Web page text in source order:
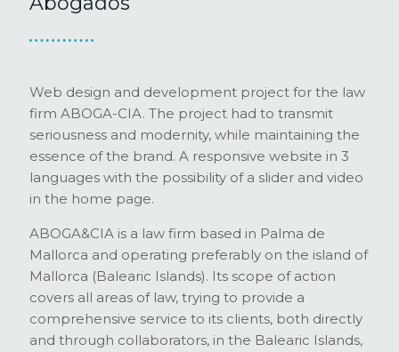
Web design and development project for the law
firm ABOGA-CIA. The project had to transmit
seriousness and modernity, while maintaining the
essence of the brand. A responsive website in 3
languages with the possibility of a slider and video
in the home page.
ABOGA&CIA is a law firm based in Palma de
Mallorca and operating preferably on the island of
Mallorca (Balearic Islands). Its scope of action
covers all areas of law, trying to provide a
comprehensive service to its clients, both directly
and through collaborators, in the Balearic Islands,